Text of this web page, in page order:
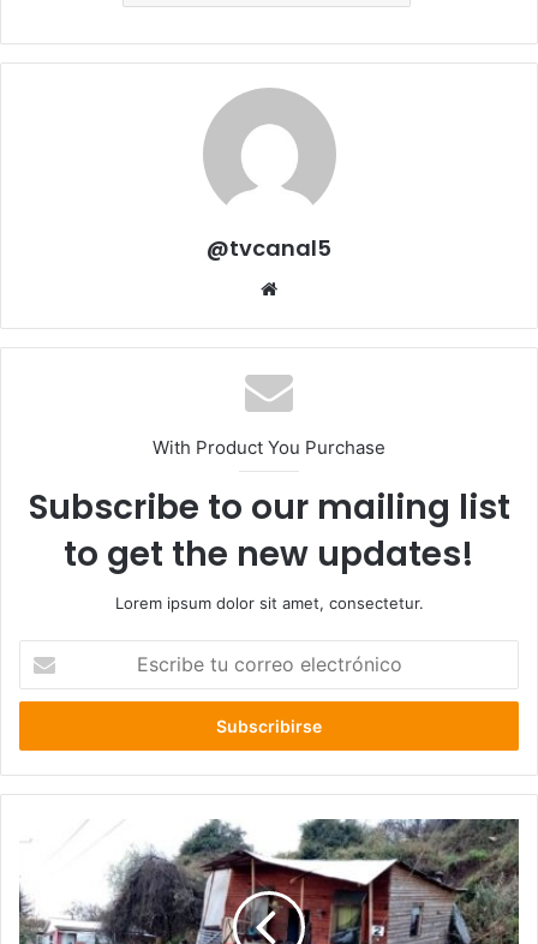
@tvcanal5
With Product You Purchase
Subscribe to our mailing list
to get the new updates!
Lorem ipsum dolor sit amet, consectetur.
correo
de
emergencia
asiste